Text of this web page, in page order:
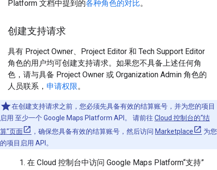
Platform 文档中提到的各种角色的对比。
创建支持请求
具有 Project Owner、Project Editor 和 Tech Support Editor
角色的用户均可创建支持请求。如果您不具备上述任何角
色，请与具备 Project Owner 或 Organization Admin 角色的
人员联系， 申请权限。
在创建支持请求之前，您必须先具备有效的结算账号，并为您的项目
启用 至少一个 Google Maps Platform API。 请前往 Cloud 控制台的“结
算”页面
，确保您具备有效的结算账号，然后访问 Marketplace
为您
的项目启用 API。
在 Cloud 控制台中访问 Google Maps Platform“支持”